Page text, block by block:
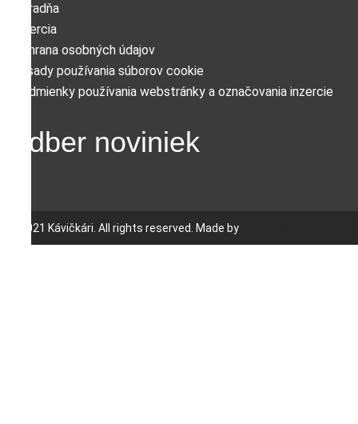
Poradňa
Inzercia
Ochrana osobných údajov
Zásady používania súborov cookie
Podmienky používania webstránky a označovania inzercie
Odber noviniek
© 2021 Kávičkári. All rights reserved. Made by